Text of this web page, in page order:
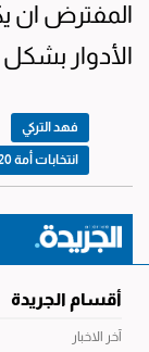
المفترض ان
الأدوار بشكل
فهد التركي
انتخابات أمة 2020
أقسام الجريدة
آخر الاخبار